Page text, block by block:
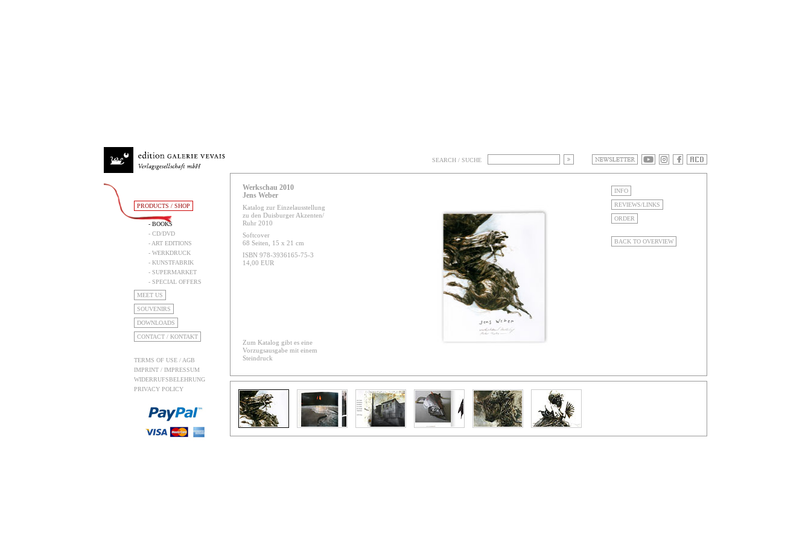
SEARCH / SUCHE
PRODUCTS / SHOP
- BOOKS
- CD/DVD
- ART EDITIONS
- WERKDRUCK
- KUNSTFABRIK
- SUPERMARKET
- SPECIAL OFFERS
MEET US
SOUVENIRS
DOWNLOADS
CONTACT / KONTAKT
TERMS OF USE / AGB
IMPRINT / IMPRESSUM
WIDERRUFSBELEHRUNG
PRIVACY POLICY
Werkschau 2010
Jens Weber
Katalog zur Einzelausstellung
zu den Duisburger Akzenten/
Ruhr 2010
Softcover
68 Seiten, 15 x 21 cm
ISBN 978-3936165-75-3
14,00 EUR
Zum Katalog gibt es eine
Vorzugsausgabe mit einem
Steindruck
INFO
REVIEWS/LINKS
ORDER
BACK TO OVERVIEW